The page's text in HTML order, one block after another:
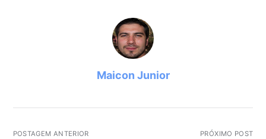
Maicon Junior
POSTAGEM ANTERIOR PRÓXIMO POST